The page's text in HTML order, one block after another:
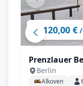
ab 120,00 €
Prenzlauer
Berlin
Alkoven